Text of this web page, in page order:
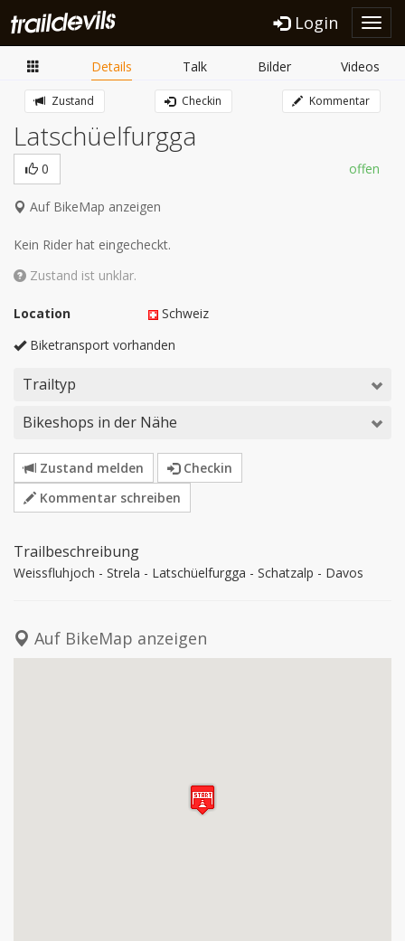
Login
Details Talk Bilder Videos
Zustand Checkin Kommentar
Latschüelfurgga
0 offen
Auf BikeMap anzeigen
Kein Rider hat eingecheckt.
Zustand ist unklar.
Location
Schweiz
Biketransport vorhanden
Trailtyp
Bikeshops in der Nähe
Zustand melden
Checkin
Kommentar schreiben
Trailbeschreibung
Weissfluhjoch - Strela - Latschüelfurgga - Schatzalp - Davos
Auf BikeMap anzeigen